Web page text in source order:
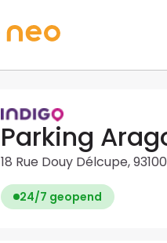
Parking
18 Rue Douy Délcupe,
24/7 geopend